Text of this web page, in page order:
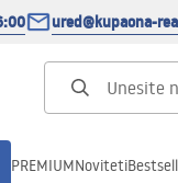
ured@kupaona-
PREMIUMNoviteti